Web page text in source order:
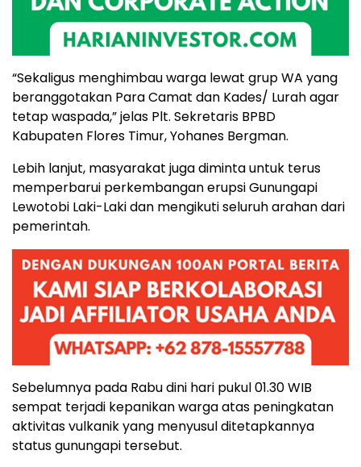
“Sekaligus menghimbau warga lewat grup WA yang
beranggotakan Para Camat dan Kades/ Lurah agar
tetap waspada,” jelas Plt. Sekretaris BPBD
Kabupaten Flores Timur, Yohanes Bergman.
Lebih lanjut, masyarakat juga diminta untuk terus
memperbarui perkembangan erupsi Gunungapi
Lewotobi Laki-Laki dan mengikuti seluruh arahan dari
pemerintah.
Sebelumnya pada Rabu dini hari pukul 01.30 WIB
sempat terjadi kepanikan warga atas peningkatan
aktivitas vulkanik yang menyusul ditetapkannya
status gunungapi tersebut.